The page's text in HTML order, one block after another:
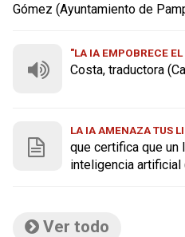
Gómez (Ayuntamiento de
"LA IA EMPOBRECE
Costa, traductora
LA IA AMENAZA TUS
que certifica que un
inteligencia
Ver todo